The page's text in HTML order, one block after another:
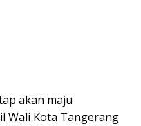
akan maju
Wali Kota Tangerang